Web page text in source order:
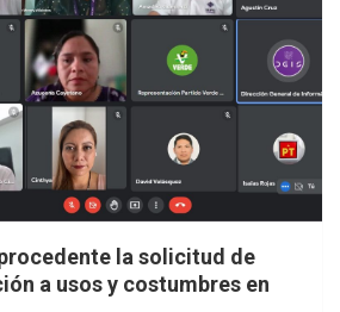
la solicitud de
a usos y costumbres en